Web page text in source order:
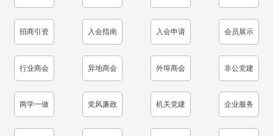
招商引资 入会指南 入会申请 会员展示
行业商会 异地商会 外埠商会 非公党建
两学一做 党风廉政 机关党建 企业服务